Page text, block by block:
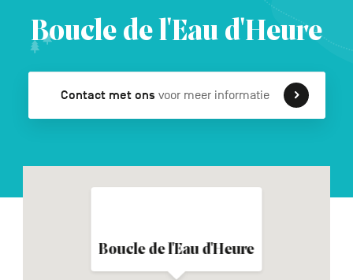
Boucle de l'Eau d'Heure
Contact met ons voor meer informatie
Boucle de l'Eau d'Heure